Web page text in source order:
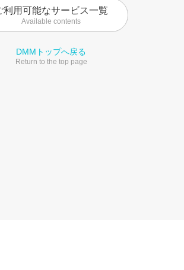
利用可能なサービス一覧
Available contents
DMMトップへ戻る
Return to the top page